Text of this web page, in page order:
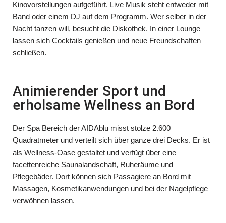
Kinovorstellungen aufgeführt. Live Musik steht entweder mit
Band oder einem DJ auf dem Programm. Wer selber in der
Nacht tanzen will, besucht die Diskothek. In einer Lounge
lassen sich Cocktails genießen und neue Freundschaften
schließen.
Animierender Sport und
erholsame Wellness an Bord
Der Spa Bereich der AIDAblu misst stolze 2.600
Quadratmeter und verteilt sich über ganze drei Decks. Er ist
als Wellness-Oase gestaltet und verfügt über eine
facettenreiche Saunalandschaft, Ruheräume und
Pflegebäder. Dort können sich Passagiere an Bord mit
Massagen, Kosmetikanwendungen und bei der Nagelpflege
verwöhnen lassen.